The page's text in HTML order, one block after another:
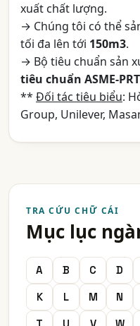
xuất chất lượng.
→ Chúng tôi có thể
tối đa lên tới 150m3.
→ Bộ tiêu chuẩn sản
tiêu chuẩn ASME-
** Đối tác tiêu biểu:
Group, Unilever,
TRA CỨU CHỮ CÁI
Mục lục
A B C D
K
L M N